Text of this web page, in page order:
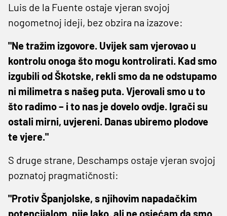
Luis de la Fuente ostaje vjeran svojoj
nogometnoj ideji, bez obzira na izazove:
"Ne tražim izgovore. Uvijek sam vjerovao u
kontrolu onoga što mogu kontrolirati. Kad smo
izgubili od Škotske, rekli smo da ne odstupamo
ni milimetra s našeg puta. Vjerovali smo u to
što radimo – i to nas je dovelo ovdje. Igrači su
ostali mirni, uvjereni. Danas ubiremo plodove
te vjere."
S druge strane, Deschamps ostaje vjeran svojoj
poznatoj pragmatičnosti:
"Protiv Španjolske, s njihovim napadačkim
potencijalom, nije lako, ali ne osjećam da smo